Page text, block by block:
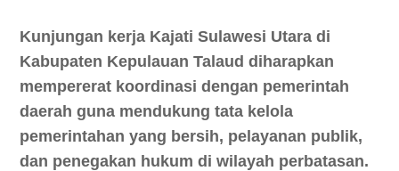
Kunjungan kerja Kajati Sulawesi Utara di
Kabupaten Kepulauan Talaud diharapkan
mempererat koordinasi dengan pemerintah
daerah guna mendukung tata kelola
pemerintahan yang bersih, pelayanan publik,
dan penegakan hukum di wilayah perbatasan.